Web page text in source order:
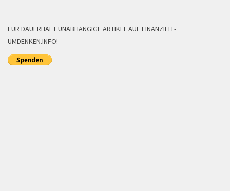
FÜR DAUERHAFT UNABHÄNGIGE ARTIKEL AUF FINANZIELL-
UMDENKEN.INFO!